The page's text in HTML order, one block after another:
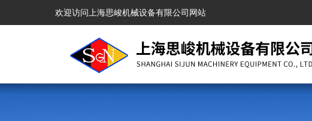
欢迎访问上海思峻机械设备有限公司网站